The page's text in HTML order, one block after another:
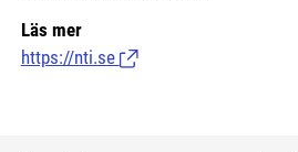
Läs mer
https://nti.se (Länk till extern sida.)